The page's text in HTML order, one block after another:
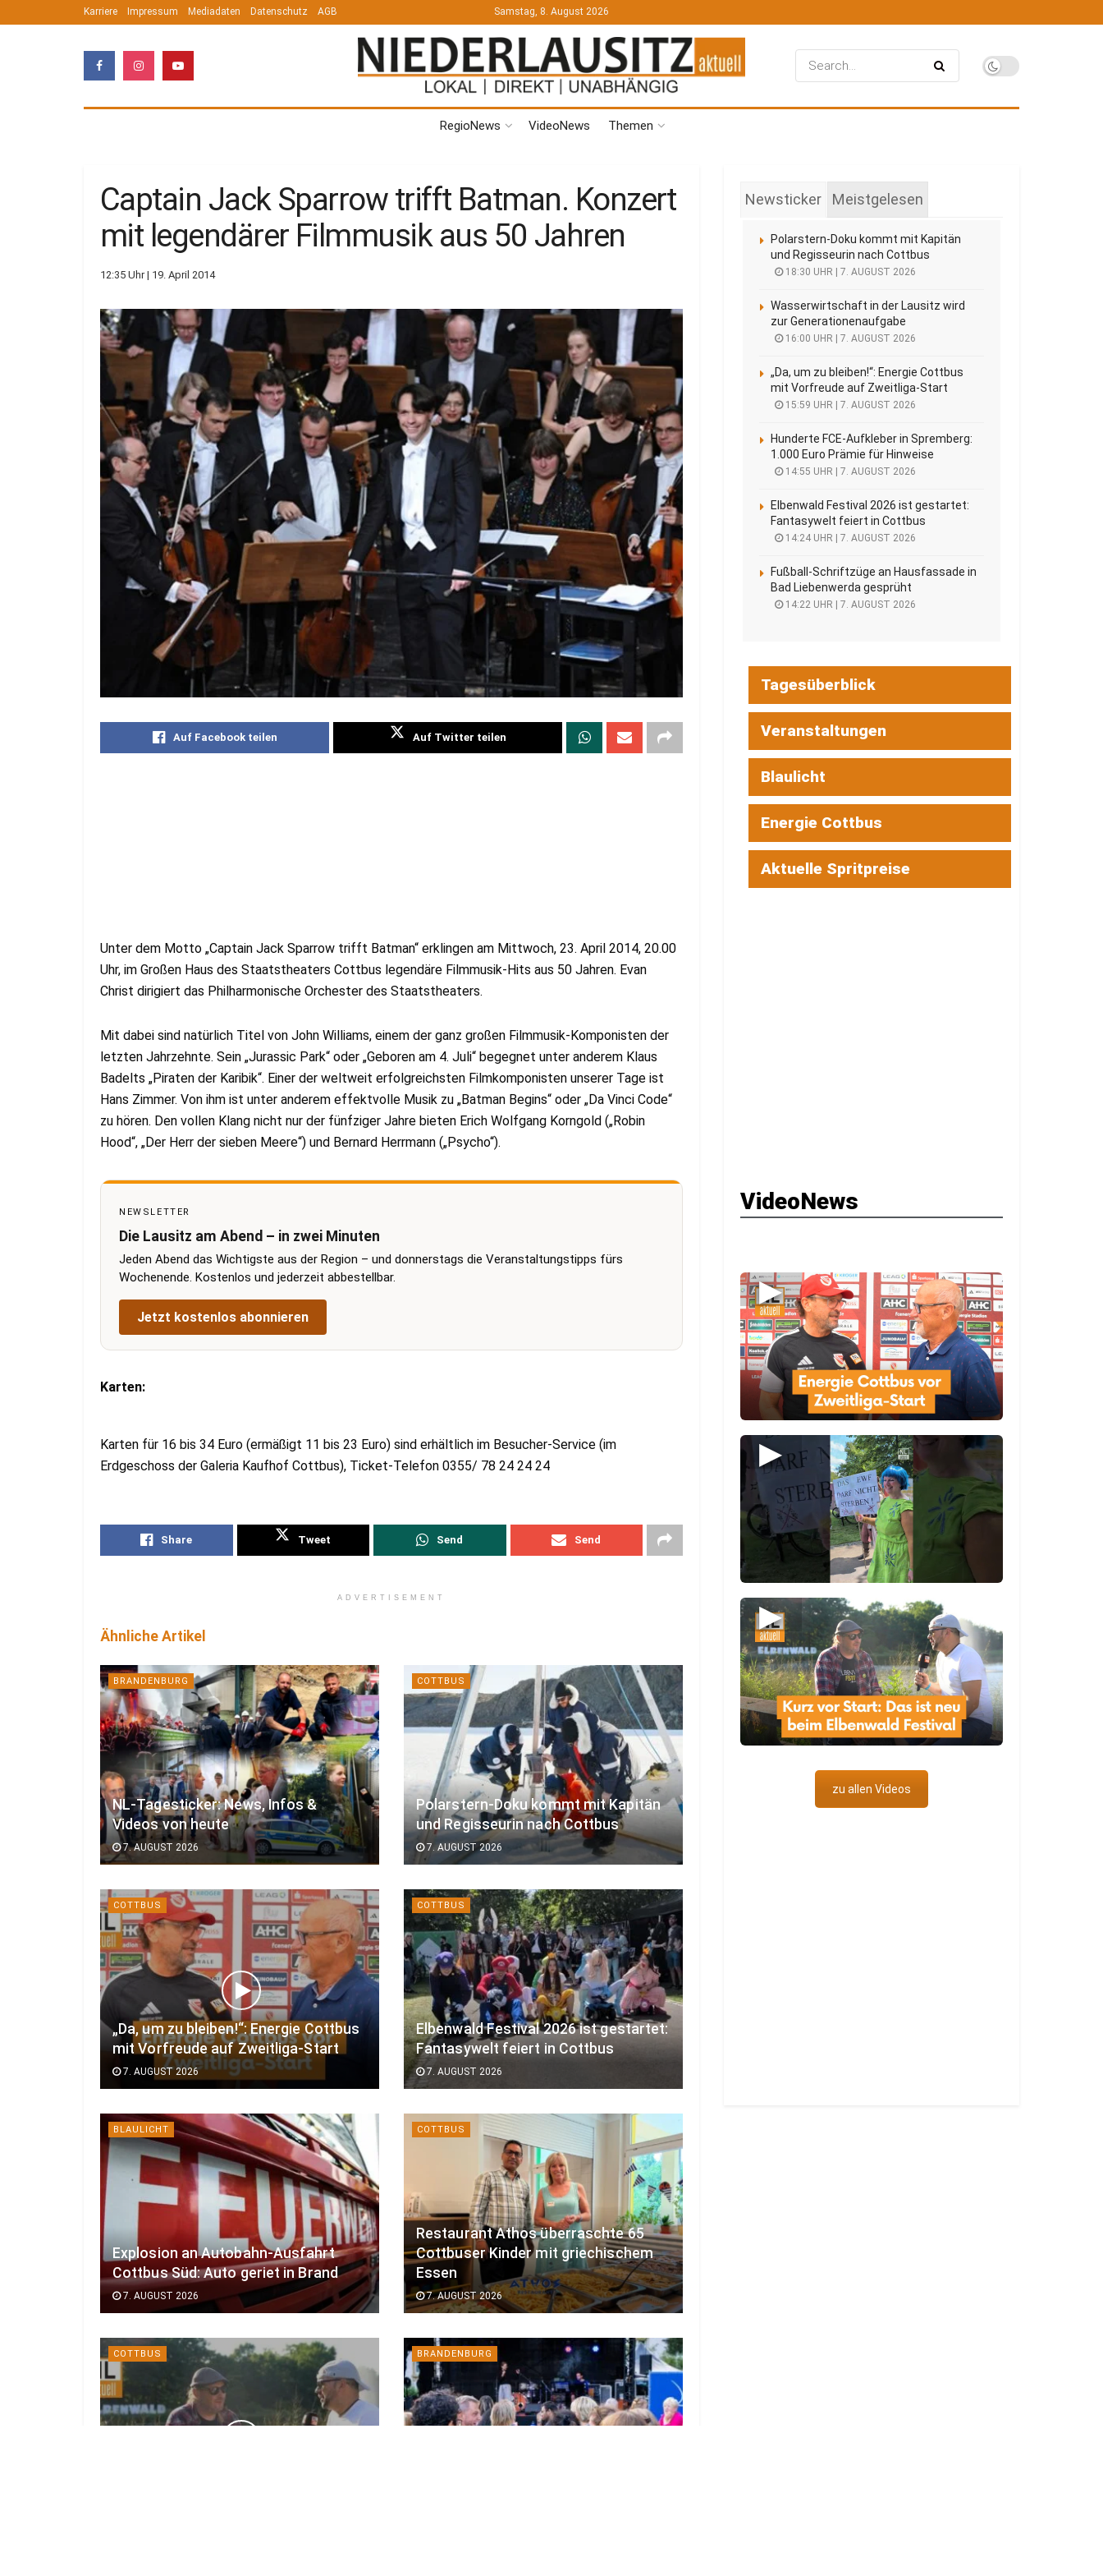
Karriere Impressum Mediadaten Datenschutz AGB Samstag, 8. August 2026
RegioNews VideoNews Themen
Captain Jack Sparrow trifft Batman. Konzert
mit legendärer Filmmusik aus 50 Jahren
12:35 Uhr | 19. April 2014
Auf Facebook teilen Auf Twitter teilen
Unter dem Motto „Captain Jack Sparrow trifft Batman“ erklingen am Mittwoch, 23. April 2014, 20.00
Uhr, im Großen Haus des Staatstheaters Cottbus legendäre Filmmusik-Hits aus 50 Jahren. Evan
Christ dirigiert das Philharmonische Orchester des Staatstheaters.
Mit dabei sind natürlich Titel von John Williams, einem der ganz großen Filmmusik-Komponisten der
letzten Jahrzehnte. Sein „Jurassic Park“ oder „Geboren am 4. Juli“ begegnet unter anderem Klaus
Badelts „Piraten der Karibik“. Einer der weltweit erfolgreichsten Filmkomponisten unserer Tage ist
Hans Zimmer. Von ihm ist unter anderem effektvolle Musik zu „Batman Begins“ oder „Da Vinci Code“
zu hören. Den vollen Klang nicht nur der fünfziger Jahre bieten Erich Wolfgang Korngold („Robin
Hood“, „Der Herr der sieben Meere“) und Bernard Herrmann („Psycho“).
NEWSLETTER
Die Lausitz am Abend – in zwei Minuten
Jeden Abend das Wichtigste aus der Region – und donnerstags die Veranstaltungstipps fürs
Wochenende. Kostenlos und jederzeit abbestellbar.
Jetzt kostenlos abonnieren
Karten:
Karten für 16 bis 34 Euro (ermäßigt 11 bis 23 Euro) sind erhältlich im Besucher-Service (im
Erdgeschoss der Galeria Kaufhof Cottbus), Ticket-Telefon 0355/ 78 24 24 24
Share Tweet Send Send
ADVERTISEMENT
Ähnliche Artikel
BRANDENBURG
NL-Tagesticker: News, Infos &
Videos von heute
7. AUGUST 2026
COTTBUS
Polarstern-Doku kommt mit Kapitän
und Regisseurin nach Cottbus
7. AUGUST 2026
COTTBUS
„Da, um zu bleiben!“: Energie Cottbus
mit Vorfreude auf Zweitliga-Start
7. AUGUST 2026
COTTBUS
Elbenwald Festival 2026 ist gestartet:
Fantasywelt feiert in Cottbus
7. AUGUST 2026
BLAULICHT
Explosion an Autobahn-Ausfahrt
Cottbus Süd: Auto geriet in Brand
7. AUGUST 2026
COTTBUS
Restaurant Athos überraschte 65
Cottbuser Kinder mit griechischem
Essen
7. AUGUST 2026
COTTBUS BRANDENBURG
Newsticker Meistgelesen
Polarstern-Doku kommt mit Kapitän
und Regisseurin nach Cottbus
18:30 UHR | 7. AUGUST 2026
Wasserwirtschaft in der Lausitz wird
zur Generationenaufgabe
16:00 UHR | 7. AUGUST 2026
„Da, um zu bleiben!“: Energie Cottbus
mit Vorfreude auf Zweitliga-Start
15:59 UHR | 7. AUGUST 2026
Hunderte FCE-Aufkleber in Spremberg:
1.000 Euro Prämie für Hinweise
14:55 UHR | 7. AUGUST 2026
Elbenwald Festival 2026 ist gestartet:
Fantasywelt feiert in Cottbus
14:24 UHR | 7. AUGUST 2026
Fußball-Schriftzüge an Hausfassade in
Bad Liebenwerda gesprüht
14:22 UHR | 7. AUGUST 2026
Tagesüberblick
Veranstaltungen
Blaulicht
Energie Cottbus
Aktuelle Spritpreise
VideoNews
▶
▶
▶
zu allen Videos